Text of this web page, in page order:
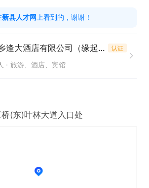
新县人才网 上看到的，谢谢！
河南故乡逢大酒店有限公司（缘起店） 认证
旅游、酒店、宾馆
(东)叶林大道入口处